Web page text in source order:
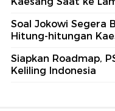
Soal Jokowi Segera
Hitung-hitungan
Siapkan Roadmap,
Keliling Indonesia